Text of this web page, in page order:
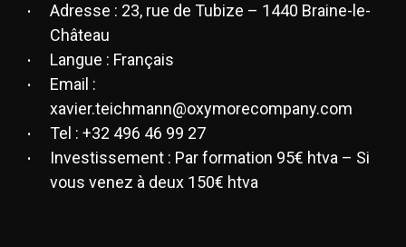
Adresse : 23, rue de Tubize – 1440 Braine-le-
Château
Langue : Français
Email :
xavier.teichmann@oxymorecompany.com
Tel : +32 496 46 99 27
Investissement : Par formation 95€ htva – Si
vous venez à deux 150€ htva